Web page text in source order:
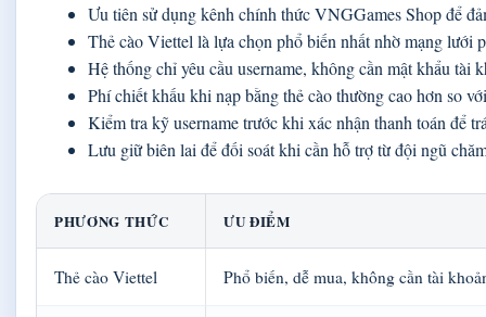
Ưu tiên sử dụng kênh chính thức VNGGames Shop để
Thẻ cào Viettel là lựa chọn phổ biến nhất nhờ mạng lưới
Hệ thống chỉ yêu cầu username, không cần mật khẩu tài
Phí chiết khấu khi nạp bằng thẻ cào thường cao hơn so
Kiểm tra kỹ username trước khi xác nhận thanh toán để
Lưu giữ biên lai để đối soát khi cần hỗ trợ từ đội ngũ
PHƯƠNG THỨC ƯU ĐIỂM
Thẻ cào Viettel Phổ biến, dễ mua, không cần tài